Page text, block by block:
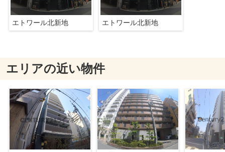
エトワール北新地 エトワール北新地
エリアの近い物件